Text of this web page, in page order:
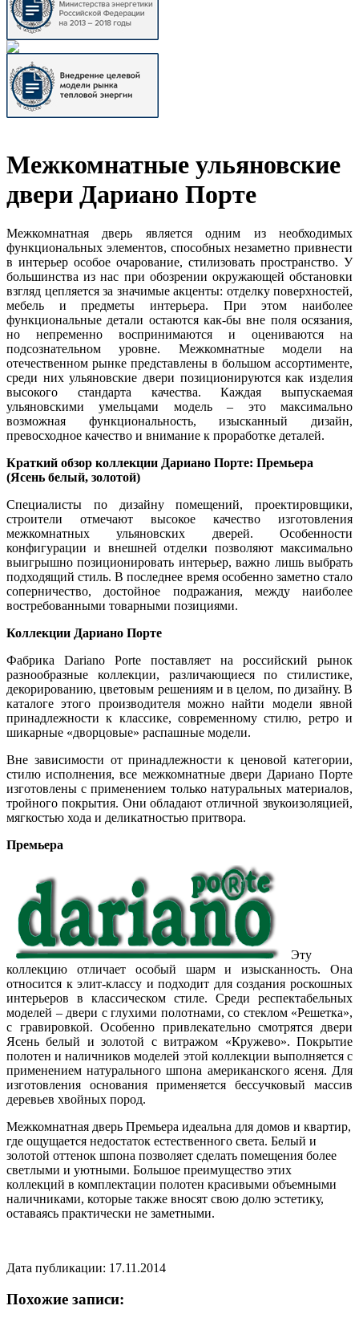
Межкомнатные ульяновские
двери Дариано Порте
Межкомнатная дверь является одним из необходимых
функциональных элементов, способных незаметно привнести
в интерьер особое очарование, стилизовать пространство. У
большинства из нас при обозрении окружающей обстановки
взгляд цепляется за значимые акценты: отделку поверхностей,
мебель и предметы интерьера. При этом наиболее
функциональные детали остаются как-бы вне поля осязания,
но непременно воспринимаются и оцениваются на
подсознательном уровне. Межкомнатные модели на
отечественном рынке представлены в большом ассортименте,
среди них ульяновские двери позиционируются как изделия
высокого стандарта качества. Каждая выпускаемая
ульяновскими умельцами модель – это максимально
возможная функциональность, изысканный дизайн,
превосходное качество и внимание к проработке деталей.
Краткий обзор коллекции Дариано Порте: Премьера
(Ясень белый, золотой)
Специалисты по дизайну помещений, проектировщики,
строители отмечают высокое качество изготовления
межкомнатных ульяновских дверей. Особенности
конфигурации и внешней отделки позволяют максимально
выигрышно позиционировать интерьер, важно лишь выбрать
подходящий стиль. В последнее время особенно заметно стало
соперничество, достойное подражания, между наиболее
востребованными товарными позициями.
Коллекции Дариано Порте
Фабрика Dariano Porte поставляет на российский рынок
разнообразные коллекции, различающиеся по стилистике,
декорированию, цветовым решениям и в целом, по дизайну. В
каталоге этого производителя можно найти модели явной
принадлежности к классике, современному стилю, ретро и
шикарные «дворцовые» распашные модели.
Вне зависимости от принадлежности к ценовой категории,
стилю исполнения, все межкомнатные двери Дариано Порте
изготовлены с применением только натуральных материалов,
тройного покрытия. Они обладают отличной звукоизоляцией,
мягкостью хода и деликатностью притвора.
Премьера
Эту
коллекцию отличает особый шарм и изысканность. Она
относится к элит-классу и подходит для создания роскошных
интерьеров в классическом стиле. Среди респектабельных
моделей – двери с глухими полотнами, со стеклом «Решетка»,
с гравировкой. Особенно привлекательно смотрятся двери
Ясень белый и золотой с витражом «Кружево». Покрытие
полотен и наличников моделей этой коллекции выполняется с
применением натурального шпона американского ясеня. Для
изготовления основания применяется бессучковый массив
деревьев хвойных пород.
Межкомнатная дверь Премьера идеальна для домов и квартир,
где ощущается недостаток естественного света. Белый и
золотой оттенок шпона позволяет сделать помещения более
светлыми и уютными. Большое преимущество этих
коллекций в комплектации полотен красивыми объемными
наличниками, которые также вносят свою долю эстетику,
оставаясь практически не заметными.
Дата публикации: 17.11.2014
Похожие записи: